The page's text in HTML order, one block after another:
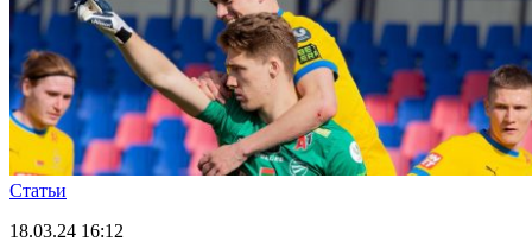
Статьи
18.03.24 16:12